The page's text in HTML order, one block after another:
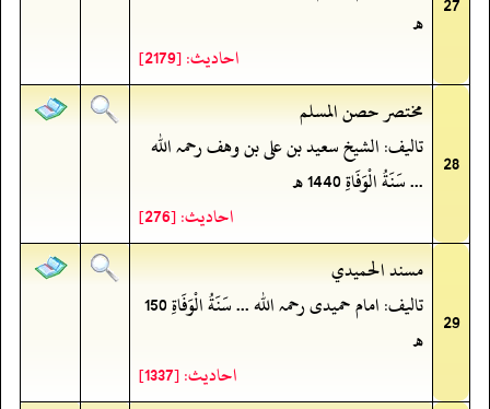
ھ
احادیث: [2179]
28
مختصر حصن المسلم
تالیف: الشیخ سعید بن علی بن وھف رحمہ اللہ
... سَنَةُ الْوَفَاةِ 1440 ھ
احادیث: [276]
29
مسند الحميدي
تالیف: امام حمیدی رحمہ اللہ ... سَنَةُ الْوَفَاةِ 150
ھ
احادیث: [1337]